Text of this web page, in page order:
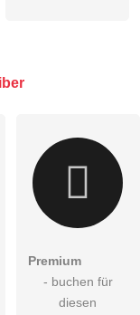
Premium
- buchen für
diesen